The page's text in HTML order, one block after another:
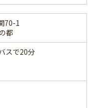
70-1
都
スで20分